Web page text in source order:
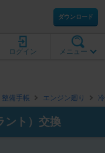
ダウンロード
メニュー
ログイン
整備手帳 エンジン廻り
ント）交換